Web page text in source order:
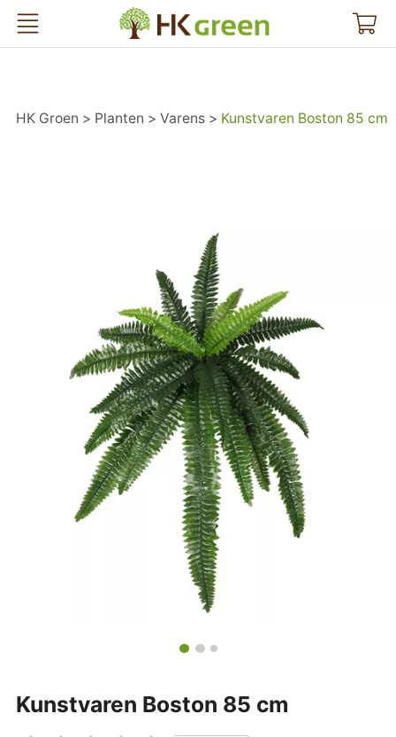
HK Groen
HK Groen Planten Varens Kunstvaren Boston 85 cm
Kunstvaren Boston 85 cm